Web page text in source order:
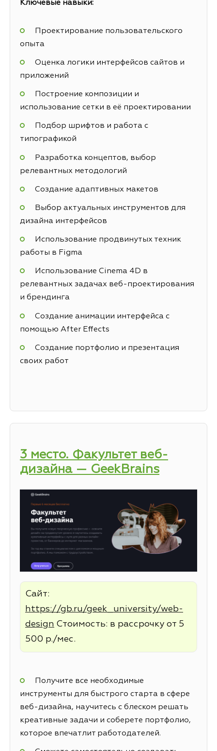
Ключевые навыки:
Проектирование пользовательского
опыта
Оценка логики интерфейсов сайтов и
приложений
Построение композиции и
использование сетки в её проектировании
Подбор шрифтов и работа с
типографикой
Разработка концептов, выбор
релевантных методологий
Создание адаптивных макетов
Выбор актуальных инструментов для
дизайна интерфейсов
Использование продвинутых техник
работы в Figma
Использование Cinema 4D в
релевантных задачах веб-проектирования
и брендинга
Создание анимации интерфейса с
помощью After Effects
Создание портфолио и презентация
своих работ
3 место. Факультет веб-
дизайна — GeekBrains
Сайт:
https://gb.ru/geek_university/web-
design Стоимость: в рассрочку от 5
500 р./мес.
Получите все необходимые
инструменты для быстрого старта в сфере
веб-дизайна, научитесь с блеском решать
креативные задачи и соберете портфолио,
которое впечатлит работодателей.